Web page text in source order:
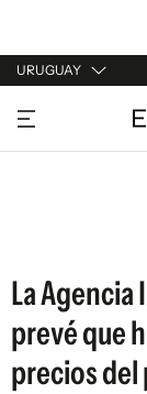
URUGUAY
URUGUAY
ARGENTINA
La
prevé que
precios